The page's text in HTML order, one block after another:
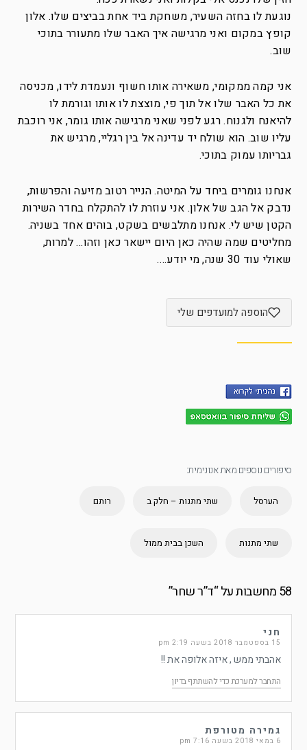
נוגעת לו בחזה השעיר, משחקת ביד אחת בביצים שלו. אלון
קופץ במקום ואני מרגישה איך האבר שלו מתעורר בתוכי
שוב.
אני קמה ממקומי, משאירה אותו חשוף ונעמדת לידו, מכניסה
את כל האבר שלו אל תוך פי, מוצצת לו אותו וגורמת לו
להיאנח ולגנוח. רגע לפני שאני מרגישה אותו גומר, אני רוכבת
עליו שוב. הוא שולח יד עדינה אל בין רגליי, מרגיש את
גבריותו עמוק בתוכי.
אנחנו גומרים ביחד על המיטה. הנייר רטוב מזיעה והפרשות,
נדבק אל הגב של אלון. אני עוזרת לו להתקלח בחדר השירות
הקטן שיש לי. אנחנו מתלבשים בשקט, בוהים אחד בשניה.
מחליטים שמה שהיה כאן היום יישאר כאן וזהו… למרות,
שאולי עוד 30 שנה, מי יודע….
הוספה למועדפים שלי
סיפורים נוספים מאת אנונימית:
הערסל שתי מתנות – חלק ב רותם
שתי מתנות השכן בבית ממול
58 מחשבות על “ ד”ר שחר”
חני
15 בספטמבר 2018 בשעה 2:19 pm
אהבתי ממש , איזה אלופה את !!
התחבר למערכת כדי להשתתף בדיון
גמירה מטורפת
6 במאי 2018 בשעה 7:16 pm